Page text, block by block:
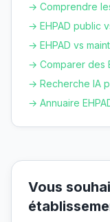
→ Comprendre
→ EHPAD public
→ EHPAD vs
→ Comparer des
→ Recherche IA
→ Annuaire
Vous